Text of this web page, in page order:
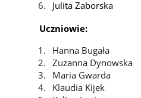
Julita Zaborska
Uczniowie:
Hanna Bugała
Zuzanna Dynowska
Maria Gwarda
Klaudia Kijek